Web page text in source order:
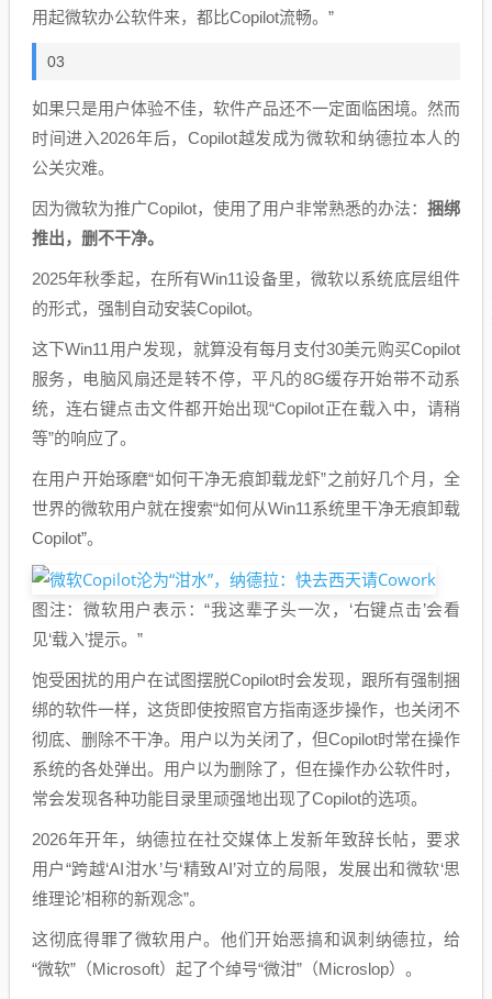
用起微软办公软件来，都比Copilot流畅。”
03
如果只是用户体验不佳，软件产品还不一定面临困境。然而
时间进入2026年后，Copilot越发成为微软和纳德拉本人的
公关灾难。
因为微软为推广Copilot，使用了用户非常熟悉的办法： 捆绑
推出，删不干净。
2025年秋季起，在所有Win11设备里，微软以系统底层组件
的形式，强制自动安装Copilot。
这下Win11用户发现，就算没有每月支付30美元购买Copilot
服务，电脑风扇还是转不停，平凡的8G缓存开始带不动系
统，连右键点击文件都开始出现“Copilot正在载入中，请稍
等”的响应了。
在用户开始琢磨“如何干净无痕卸载龙虾”之前好几个月，全
世界的微软用户就在搜索“如何从Win11系统里干净无痕卸载
Copilot”。
图注：微软用户表示：“我这辈子头一次，‘右键点击’会看
见‘载入’提示。”
饱受困扰的用户在试图摆脱Copilot时会发现，跟所有强制捆
绑的软件一样，这货即使按照官方指南逐步操作，也关闭不
彻底、删除不干净。用户以为关闭了，但Copilot时常在操作
系统的各处弹出。用户以为删除了，但在操作办公软件时，
常会发现各种功能目录里顽强地出现了Copilot的选项。
2026年开年，纳德拉在社交媒体上发新年致辞长帖，要求
用户“跨越‘AI泔水’与‘精致AI’对立的局限，发展出和微软‘思
维理论’相称的新观念”。
这彻底得罪了微软用户。他们开始恶搞和讽刺纳德拉，给
“微软”（Microsoft）起了个绰号“微泔”（Microslop）。